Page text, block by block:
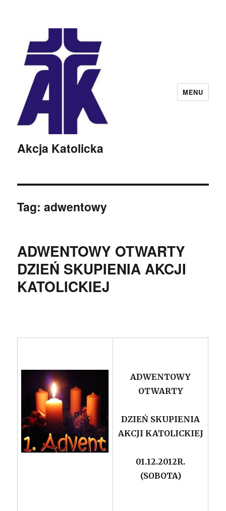
Akcja Katolicka
MENU
Tag:adwentowy
ADWENTOWY OTWARTY
DZIEŃ SKUPIENIA AKCJI
KATOLICKIEJ
ADWENTOWY
OTWARTY
DZIEŃ SKUPIENIA
AKCJI KATOLICKIEJ
01.12.2012R.
(SOBOTA)